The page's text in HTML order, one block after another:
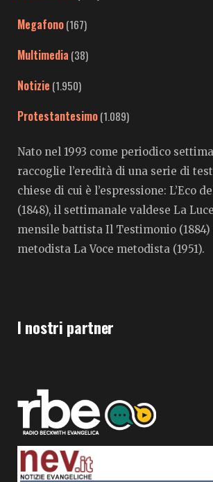
Megafono(167)
Multimedia (38)
Notizie (1.950)
Protestantesimo(1.089)
Nato nel 1993 come periodico
raccoglie l’eredità di una serie di
chiese di cui è l’espressione: L’Eco
(1848), il settimanale valdese La
mensile battista Il Testimonio (1884)
metodista La Voce metodista (1951).
I nostri partner